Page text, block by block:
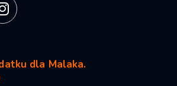
dla Malaka.